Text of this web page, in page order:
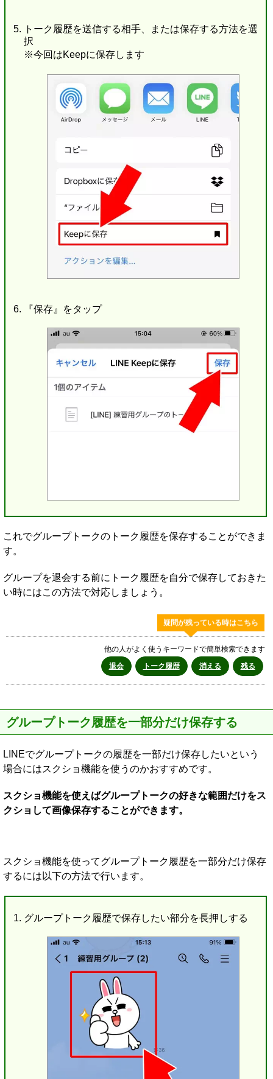
トーク履歴を送信する相手、または保存する方法を選
択
※今回はKeepに保存します
『保存』をタップ
これでグループトークのトーク履歴を保存することができま
す。
グループを退会する前にトーク履歴を自分で保存しておきた
い時にはこの方法で対応しましょう。
疑問が残っている時はこちら
他の人がよく使うキーワードで簡単検索できます
退会
トーク履歴 消える 残る
グループトーク履歴を一部分だけ保存する
LINEでグループトークの履歴を一部だけ保存したいという
場合にはスクショ機能を使うのかおすすめです。
スクショ機能を使えばグループトークの好きな範囲だけをス
クショして画像保存することができます。
スクショ機能を使ってグループトーク履歴を一部分だけ保存
するには以下の方法で行います。
グループトーク履歴で保存したい部分を長押しする